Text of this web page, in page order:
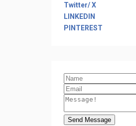
Twitter/ X
LINKEDIN
PINTEREST
Send Message